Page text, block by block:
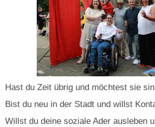
Hast du Zeit übrig und möchtest sie
Bist du neu in der Stadt und willst
Willst du deine soziale Ader ausleben